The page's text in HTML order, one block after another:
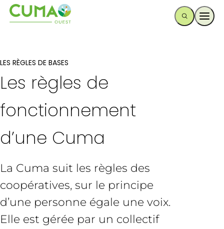
LES RÈGLES DE BASES
Les règles de
fonctionnement
d’une Cuma
La Cuma suit les règles des
coopératives, sur le principe
d’une personne égale une voix.
Elle est gérée par un collectif